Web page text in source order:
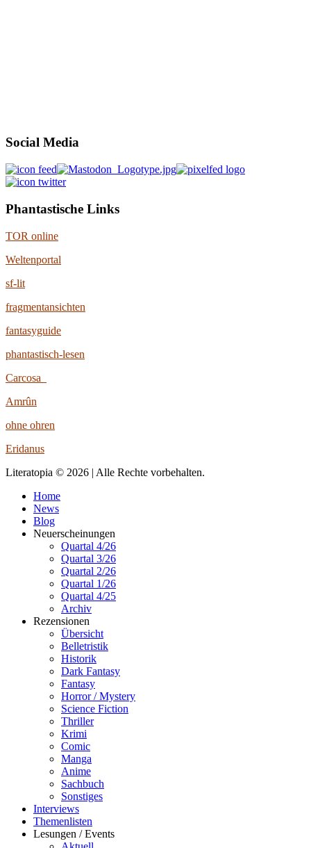
Social Media
Phantastische Links
TOR online
Weltenportal
sf-lit
fragmentansichten
fantasyguide
phantastisch-lesen
Carcosa
Amrûn
ohne ohren
Eridanus
Literatopia © 2026 | Alle Rechte vorbehalten.
Home
News
Blog
Neuerscheinungen
Quartal 4/26
Quartal 3/26
Quartal 2/26
Quartal 1/26
Quartal 4/25
Archiv
Rezensionen
Übersicht
Belletristik
Historik
Dark Fantasy
Fantasy
Horror / Mystery
Science Fiction
Thriller
Krimi
Comic
Manga
Anime
Sachbuch
Sonstiges
Interviews
Themenlisten
Lesungen / Events